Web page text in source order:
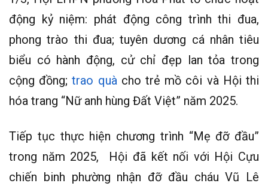
động kỷ niệm: phát động công trình thi đua,
phong trào thi đua; tuyên dương cá nhân tiêu
biểu có hành động, cử chỉ đẹp lan tỏa trong
cộng đồng;trao quàcho trẻ mồ côi và Hội thi
hóa trang “Nữ anh hùng Đất Việt” năm 2025.
Tiếp tục thực hiện chương trình “Mẹ đỡ đầu”
trong năm 2025, Hội đã kết nối với Hội Cựu
chiến binh phường nhận đỡ đầu cháu Vũ Lê